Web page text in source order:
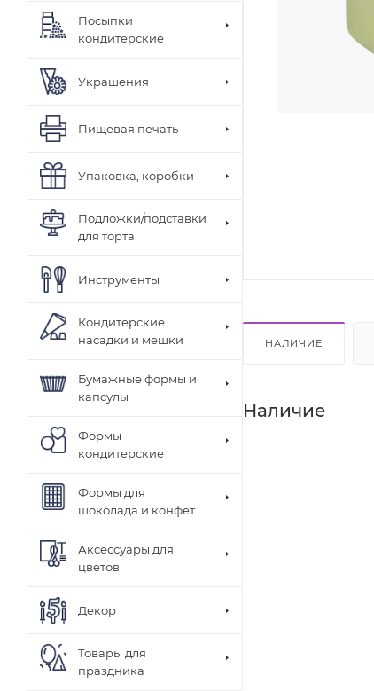
НАЛИЧИЕ
Наличие
Посыпки
кондитерские
Украшения
Пищевая печать
Упаковка, коробки
Подложки/подставки
для торта
Инструменты
Кондитерские
насадки и мешки
Бумажные формы и
капсулы
Формы
кондитерские
Формы для
шоколада и конфет
Аксессуары для
цветов
Декор
Товары для
праздника